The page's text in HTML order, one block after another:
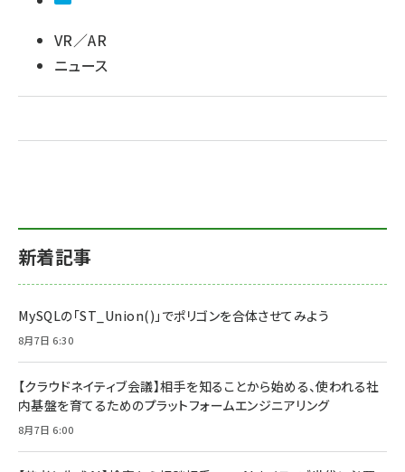
VR／AR
ニュース
新着記事
MySQLの「ST_Union()」でポリゴンを合体させてみよう
8月7日 6:30
【クラウドネイティブ会議】相手を知ることから始める、使われる社
内基盤を育てるためのプラットフォームエンジニアリング
8月7日 6:00